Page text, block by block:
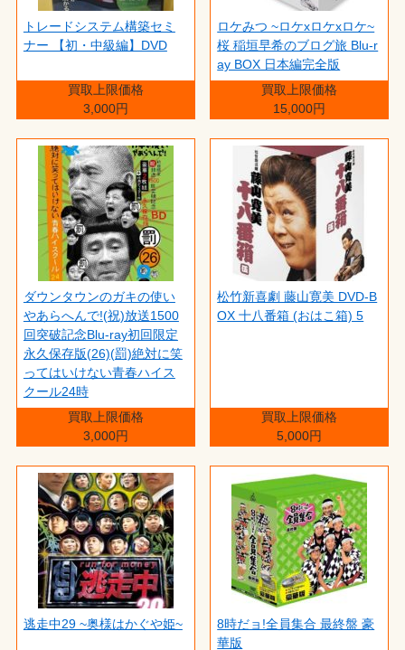
トレードシステム構築セミ
ナー 【初・中級編】DVD
買取上限価格
3,000円
ロケみつ ~ロケxロケxロケ~
桜 稲垣早希のブログ旅 Blu-r
ay BOX 日本編完全版
買取上限価格
15,000円
ダウンタウンのガキの使い
やあらへんで!(祝)放送1500
回突破記念Blu-ray初回限定
永久保存版(26)(罰)絶対に笑
ってはいけない青春ハイス
クール24時
買取上限価格
3,000円
松竹新喜劇 藤山寛美 DVD-B
OX 十八番箱 (おはこ箱) 5
買取上限価格
5,000円
逃走中29 ~奥様はかぐや姫~
8時だョ!全員集合 最終盤 豪
華版